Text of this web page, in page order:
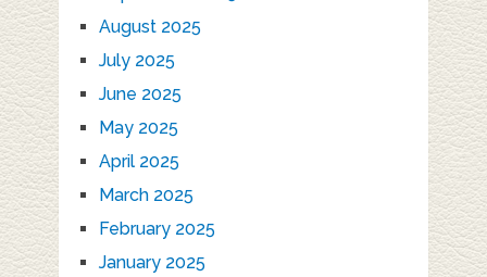
August 2025
July 2025
June 2025
May 2025
April 2025
March 2025
February 2025
January 2025